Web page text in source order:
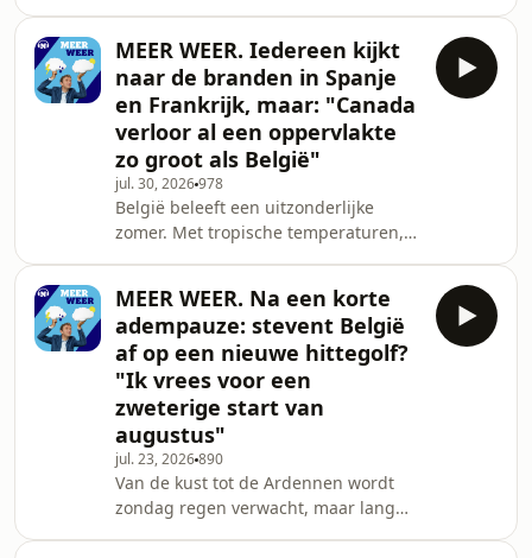
a
podcast &lsquo;De rider&rsquo;. In
deze aflevering: sommige liedjes wil
Merol liever niet live performen. Ze
wil nog wel een hit, maar gaat die
vooral niet proberen te schrijven. En
hoewel ze in Belgi&euml; niet weg te
denken is uit de muzieksc&egrave;ne
is ze
MEER WEER. Iedereen kijkt
naar de branden in Spanje
en Frankrijk, maar: "Canada
verloor al een oppervlakte
zo groot als België"
jul. 30, 2026978
België beleeft een uitzonderlijke
zomer. Met tropische temperaturen,
balans op van een uitzonderlijke
maand juli, blikt vooruit naar de
eerste augustusweken en legt uit
waarom de bosbranden in Europa
ernstig zijn, maar de situatie in
Canada helaas nog indrukwekkender
is. See omnystudio.com/listener for
privacy information.
MEER WEER. Na een korte
adempauze: stevent België
af op een nieuwe hittegolf?
"Ik vrees voor een
zweterige start van
augustus"
jul. 23, 2026890
Van de kust tot de Ardennen wordt
zondag regen verwacht, maar lang